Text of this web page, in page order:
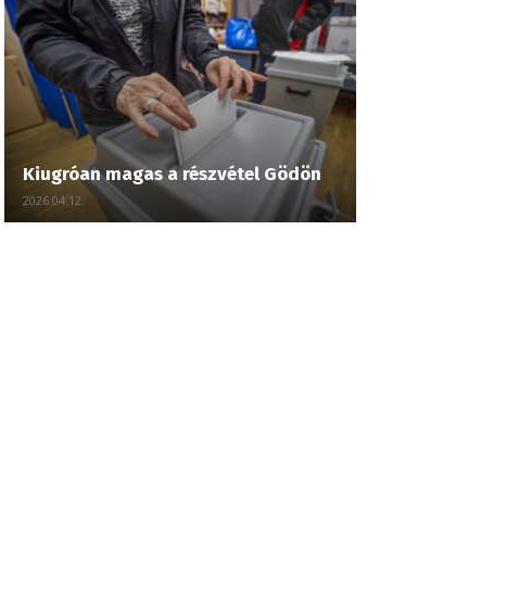
Kiugróan magas a részvétel Gödön
2026.04.12.